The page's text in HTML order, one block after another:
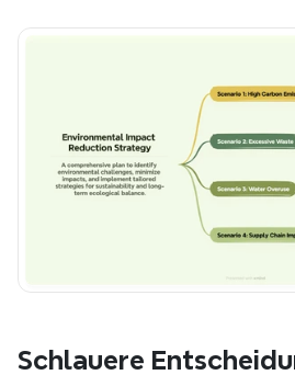
Schlauere